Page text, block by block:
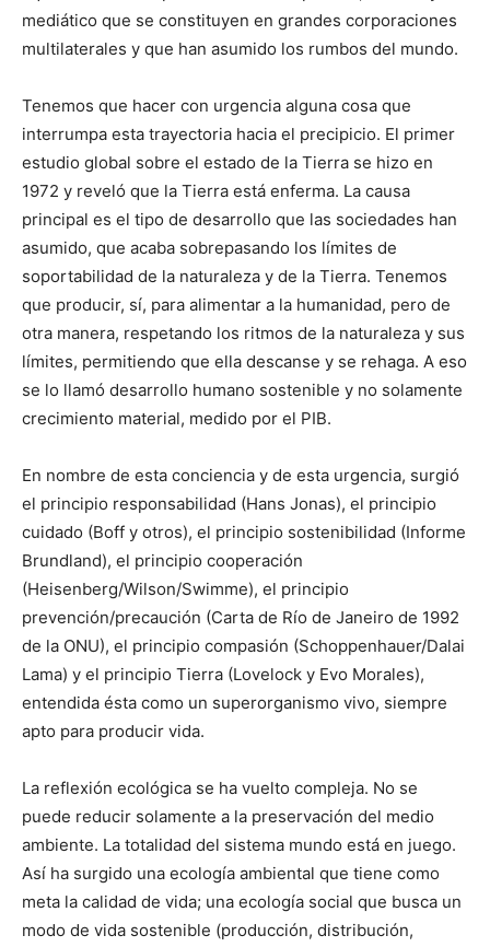
mediático que se constituyen en grandes corporaciones
multilaterales y que han asumido los rumbos del mundo.
Tenemos que hacer con urgencia alguna cosa que
interrumpa esta trayectoria hacia el precipicio. El primer
estudio global sobre el estado de la Tierra se hizo en
1972 y reveló que la Tierra está enferma. La causa
principal es el tipo de desarrollo que las sociedades han
asumido, que acaba sobrepasando los límites de
soportabilidad de la naturaleza y de la Tierra. Tenemos
que producir, sí, para alimentar a la humanidad, pero de
otra manera, respetando los ritmos de la naturaleza y sus
límites, permitiendo que ella descanse y se rehaga. A eso
se lo llamó desarrollo humano sostenible y no solamente
crecimiento material, medido por el PIB.
En nombre de esta conciencia y de esta urgencia, surgió
el principio responsabilidad (Hans Jonas), el principio
cuidado (Boff y otros), el principio sostenibilidad (Informe
Brundland), el principio cooperación
(Heisenberg/Wilson/Swimme), el principio
prevención/precaución (Carta de Río de Janeiro de 1992
de la ONU), el principio compasión (Schoppenhauer/Dalai
Lama) y el principio Tierra (Lovelock y Evo Morales),
entendida ésta como un superorganismo vivo, siempre
apto para producir vida.
La reflexión ecológica se ha vuelto compleja. No se
puede reducir solamente a la preservación del medio
ambiente. La totalidad del sistema mundo está en juego.
Así ha surgido una ecología ambiental que tiene como
meta la calidad de vida; una ecología social que busca un
modo de vida sostenible (producción, distribución,